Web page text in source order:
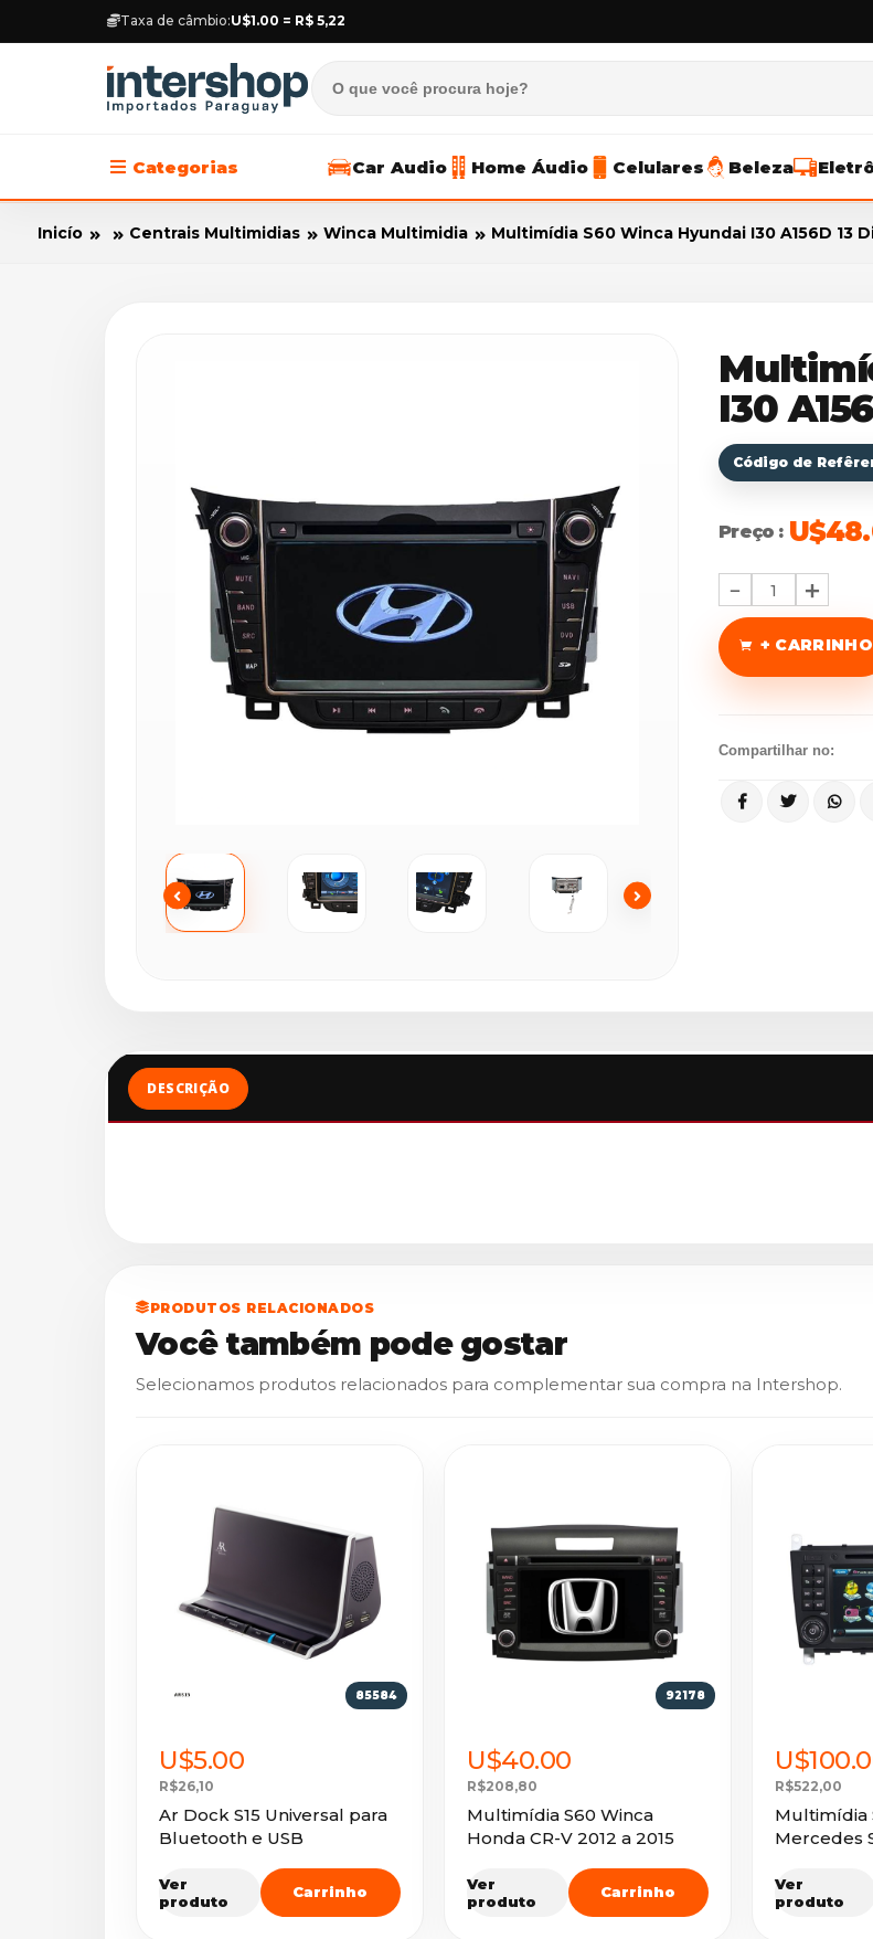
Taxa de câmbio:U$1.00 = R$ 5,22
Categorias Car Audio Home Áudio Celulares Beleza
Inicío Centrais Multimidias Winca Multimidia Multimídia S60 Winca Hyundai I30 A156D 13
I30
Código de
Preço :
1
+ CARRINHO
Compartilhar no:
DESCRIÇÃO
PRODUTOS RELACIONADOS
Você também pode gostar
Selecionamos produtos relacionados para complementar sua compra na Intershop.
85584
U$5.00
R$26,10
Ar Dock S15 Universal para
Bluetooth e USB
Ver
produto
Carrinho
92178
U$40.00
R$208,80
Multimídia S60 Winca
Honda CR-V 2012 a 2015
Ver
produto
Carrinho
R$522,00
Multimídia
Mercedes
Ver
produto